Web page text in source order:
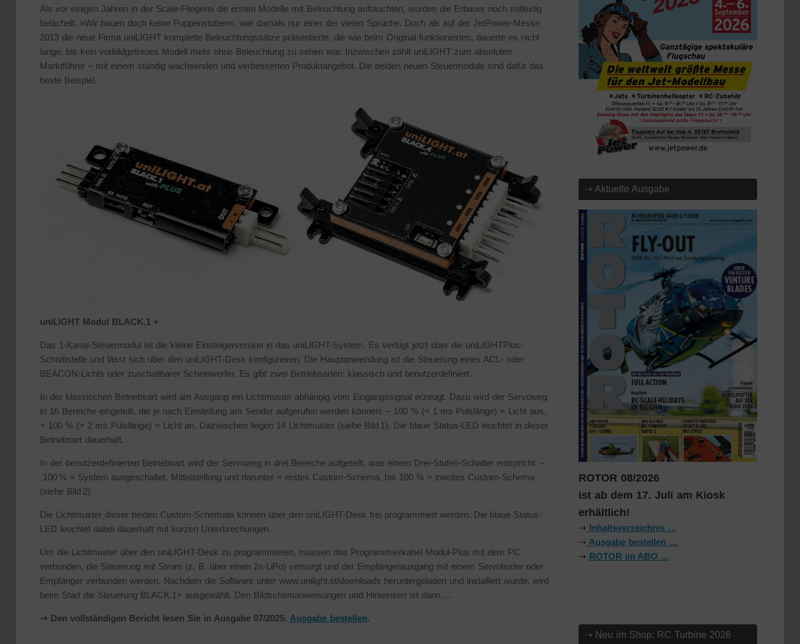
Als vor einigen Jahren in der Scale-Fliegerei die ersten Modelle mit Beleuchtung auftauchten, wurden die Erbauer noch mitleidig
belächelt. »Wir bauen doch keine Puppenstuben«, war damals nur einer der vielen Sprüche. Doch als auf der JetPower-Messe
2013 die neue Firma uniLIGHT komplette Beleuchtungssätze präsentierte, die wie beim Original funktionierten, dauerte es nicht
lange, bis kein vorbildgetreues Modell mehr ohne Beleuchtung zu sehen war. Inzwischen zählt uniLIGHT zum absoluten
Marktführer – mit einem ständig wachsenden und verbesserten Produktangebot. Die beiden neuen Steuermodule sind dafür das
beste Beispiel.
uniLIGHT Modul BLACK.1 +
Das 1-Kanal-Steuermodul ist die kleine Einsteigerversion in das uniLIGHT-System. Es verfügt jetzt über die uniLIGHTPlus-
Schnittstelle und lässt sich über den uniLIGHT-Desk konfigurieren. Die Hauptanwendung ist die Steuerung eines ACL- oder
BEACON-Lichts oder zuschaltbarer Scheinwerfer. Es gibt zwei Betriebsarten: klassisch und benutzerdefiniert.
In der klassischen Betriebsart wird am Ausgang ein Lichtmuster abhängig vom Eingangssignal erzeugt. Dazu wird der Servoweg
in 16 Bereiche eingeteilt, die je nach Einstellung am Sender aufgerufen werden können: – 100 % (< 1 ms Pulslänge) = Licht aus,
+ 100 % (> 2 ms Pulslänge) = Licht an. Dazwischen liegen 14 Lichtmuster (siehe Bild 1). Die blaue Status-LED leuchtet in dieser
Betriebsart dauerhaft.
In der benutzerdefinierten Betriebsart wird der Servoweg in drei Bereiche aufgeteilt, was einem Drei-Stufen-Schalter entspricht: –
100 % = System ausgeschaltet, Mittelstellung und darunter = erstes Custom-Schema, bis 100 % = zweites Custom-Schema
(siehe Bild 2).
Die Lichtmuster dieser beiden Custom-Schemata können über den uniLIGHT-Desk frei programmiert werden. Die blaue Status-
LED leuchtet dabei dauerhaft mit kurzen Unterbrechungen.
Um die Lichtmuster über den uniLIGHT-Desk zu programmieren, müssen das Programmierkabel Modul-Plus mit dem PC
verbunden, die Steuerung mit Strom (z. B. über einen 2s-LiPo) versorgt und der Empfängerausgang mit einem Servotester oder
Empfänger verbunden werden. Nachdem die Software unter www.unilight.st/downloads heruntergeladen und installiert wurde, wird
beim Start die Steuerung BLACK.1+ ausgewählt. Den Bildschirmanweisungen und Hinweisen ist dann …
⇢ Den vollständigen Bericht lesen Sie in Ausgabe 07/2025. Ausgabe bestellen.
⇢ Aktuelle Ausgabe
ROTOR 08/2026
ist ab dem 17. Juli am Kiosk
erhältlich!
⇢ Inhaltsverzeichnis …
⇢ Ausgabe bestellen …
⇢ ROTOR im ABO …
⇢ Neu im Shop: RC Turbine 2026